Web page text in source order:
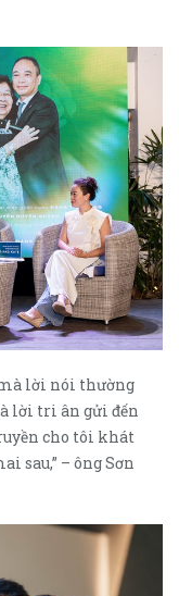
lời nói thường
lời tri ân gửi đến
cho tôi khát
sau,” – ông Sơn